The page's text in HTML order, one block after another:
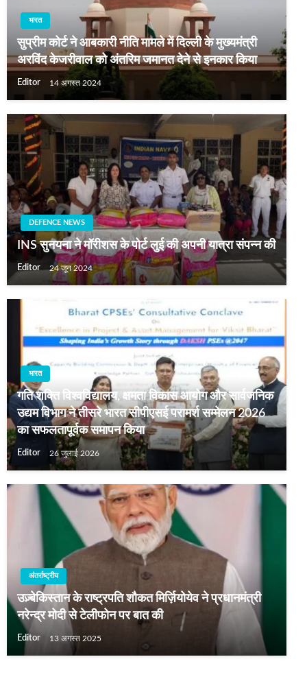
भारत
सुप्रीम कोर्ट ने आबकारी नीति मामले में दिल्ली के मुख्यमंत्री
अरविंद केजरीवाल को अंतरिम जमानत देने से इनकार किया
Editor 14 अगस्त 2024
DEFENCE NEWS
INS सुनयना ने मॉरीशस के पोर्ट लुई की अपनी यात्रा संपन्न की
Editor 24 जून 2024
भारत
गति शक्ति विश्वविद्यालय, क्षमता विकास आयोग और सार्वजनिक
उद्यम विभाग ने तीसरे भारत सीपीएसई परामर्श सम्मेलन 2026
का सफलतापूर्वक समापन किया
Editor 26 जुलाई 2026
अंतर्राष्ट्रीय
उज़्बेकिस्तान के राष्ट्रपति शौकत मिर्ज़ियोयेव ने प्रधानमंत्री
नरेन्द्र मोदी से टेलीफोन पर बात की
Editor 13 अगस्त 2025